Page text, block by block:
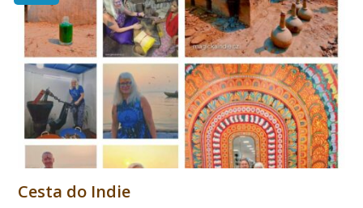
Cesta do Indie